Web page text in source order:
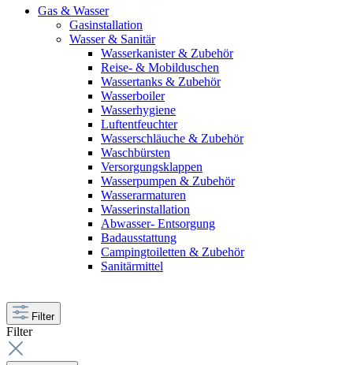
Gas & Wasser
Gasinstallation
Wasser & Sanitär
Wasserkanister & Zubehör
Reise- & Mobilduschen
Wassertanks & Zubehör
Wasserboiler
Wasserhygiene
Luftentfeuchter
Wasserschläuche & Zubehör
Waschbürsten
Versorgungsklappen
Wasserpumpen & Zubehör
Wasserarmaturen
Wasserinstallation
Abwasser- Entsorgung
Badausstattung
Campingtoiletten & Zubehör
Sanitärmittel
Filter
Filter